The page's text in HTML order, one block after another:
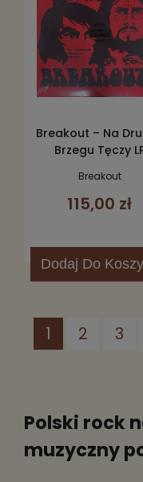
Breakout – Na
Brzegu Tęczy
Breakout
115,00 zł
Dodaj Do
1 2 3
Polski rock
muzyczny